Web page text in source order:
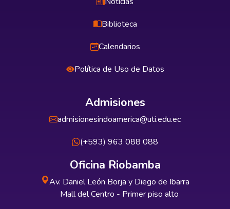
Biblioteca
Calendarios
Política de Uso de Datos
Admisiones
admisionesindoamerica@uti.edu.ec
(+593) 963 088 088
Oficina Riobamba
Av. Daniel León Borja y Diego de Ibarra
Mall del Centro - Primer piso alto